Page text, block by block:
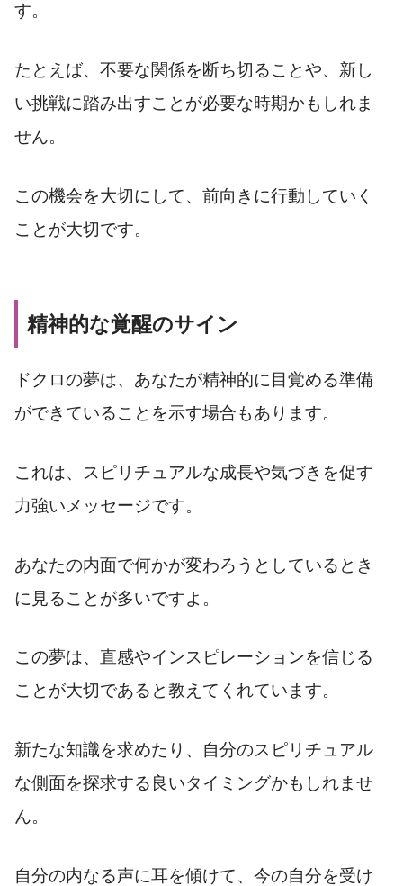
す。
たとえば、不要な関係を断ち切ることや、新し
い挑戦に踏み出すことが必要な時期かもしれま
せん。
この機会を大切にして、前向きに行動していく
ことが大切です。
精神的な覚醒のサイン
ドクロの夢は、あなたが精神的に目覚める準備
ができていることを示す場合もあります。
これは、スピリチュアルな成長や気づきを促す
力強いメッセージです。
あなたの内面で何かが変わろうとしているとき
に見ることが多いですよ。
この夢は、直感やインスピレーションを信じる
ことが大切であると教えてくれています。
新たな知識を求めたり、自分のスピリチュアル
な側面を探求する良いタイミングかもしれませ
ん。
自分の内なる声に耳を傾けて、今の自分を受け